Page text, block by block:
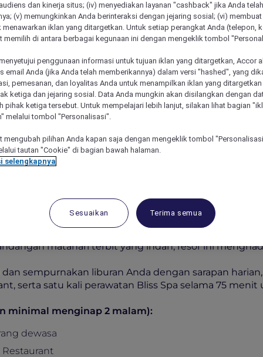
Bali Nusa Dua – Hotel & Residences
Dari IDR 2.499.000
dengan liburan santai bersama keluarga Anda di
Dua yang aman dengan akses gerbang terpadu,
matahari terbit yang indah, resor ini
sempurnakan liburan Anda dengan sarapan
serta satu kali perawatan Bliss Spa selama 75
minimal menginap 2 malam):
dewasa
Restaurant
dan kinerja situs; (iv) menyediakan layanan "cashback" jika Anda telah
(v) memungkinkan Anda berinteraksi dengan jejaring sosial; (vi)
menawarkan iklan yang ditargetkan. Untuk setiap perangkat Anda (telepon,
memilih di antara berbagai kegunaan ini dengan mengeklik tombol
penggunaan informasi untuk tujuan iklan yang ditargetkan, Accor
email Anda (jika Anda telah memberikannya) dalam versi "hashed", yang
pemesanan, dan loyalitas Anda untuk menampilkan iklan yang
ketiga dan jejaring sosial. Data Anda mungkin akan disilangkan dengan
pihak ketiga tersebut. Untuk mempelajari lebih lanjut, silakan lihat bagian
melalui tombol "Personalisasi".
mengubah pilihan Anda kapan saja dengan mengeklik tombol
tautan "Cookie" di bagian bawah halaman.
selengkapnya
Sesuaikan Terima semua